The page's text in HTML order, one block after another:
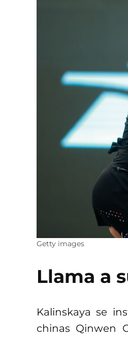
Getty images
Llama a
Kalinskaya se
chinas Qinwen